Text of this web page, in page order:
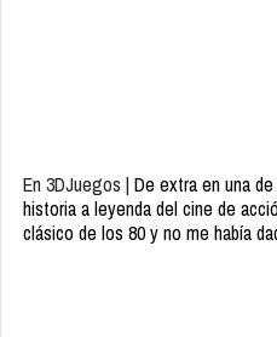
En 3DJuegos | De extra en una
historia a leyenda del cine de
clásico de los 80 y no me había